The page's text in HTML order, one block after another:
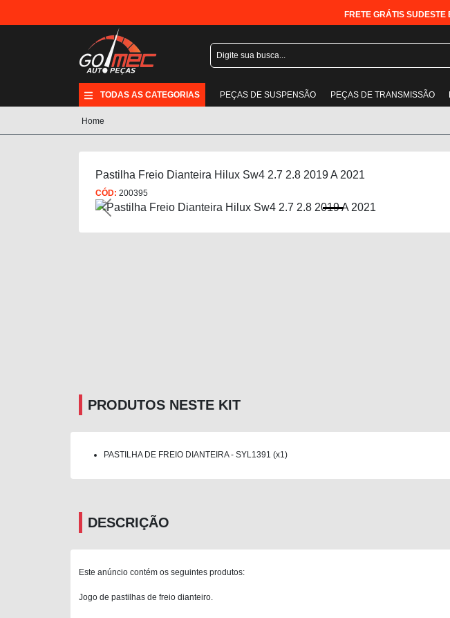
FRETE GRÁTIS
TODAS AS CATEGORIAS PEÇAS DE SUSPENSÃO PEÇAS DE TRANSMISSÃO
Home
Pastilha Freio Dianteira Hilux Sw4 2.7 2.8 2019 A 2021
CÓD: 200395
Previous
PRODUTOS NESTE KIT
PASTILHA DE FREIO DIANTEIRA - SYL1391 (x1)
DESCRIÇÃO
Este anúncio contém os seguintes produtos:
Jogo de pastilhas de freio dianteiro.